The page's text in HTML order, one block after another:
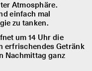
Atmosphäre.
einfach mal
zu tanken.
um 14 Uhr die
erfrischendes Getränk
Nachmittag ganz